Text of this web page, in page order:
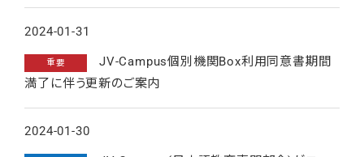
2024-01-31
重要
JV-Campus個別機関Box利用同意書期間
満了に伴う更新のご案内
2024-01-30